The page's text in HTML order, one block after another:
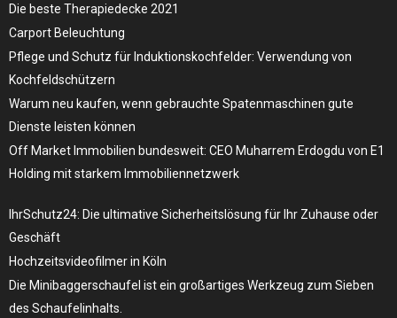
Die beste Therapiedecke 2021
Carport Beleuchtung
Pflege und Schutz für Induktionskochfelder: Verwendung von
Kochfeldschützern
Warum neu kaufen, wenn gebrauchte Spatenmaschinen gute
Dienste leisten können
Off Market Immobilien bundesweit: CEO Muharrem Erdogdu von E1
Holding mit starkem Immobiliennetzwerk
IhrSchutz24: Die ultimative Sicherheitslösung für Ihr Zuhause oder
Geschäft
Hochzeitsvideofilmer in Köln
Die Minibaggerschaufel ist ein großartiges Werkzeug zum Sieben
des Schaufelinhalts.